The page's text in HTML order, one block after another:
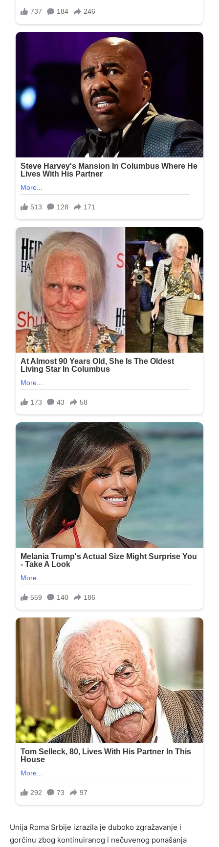
Unija Roma Srbije izrazila je duboko zgražavanje i
gorčinu zbog kontinuiranog i nečuvenog ponašanja